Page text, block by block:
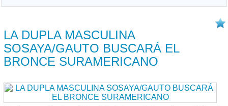
LA DUPLA MASCULINA
SOSAYA/GAUTO BUSCARÁ EL
BRONCE SURAMERICANO